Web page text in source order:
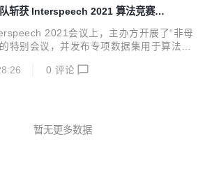
理则愈发重要。 在这样的背景下，网易有道
发了高性能端侧机器学习计算库——EMLL
，并已在近日开源。 EMLL 为加速端侧 AI
int8等数据类型，已在网易有道词典笔、翻
斩获 Interspeech 2021 算法竞赛两
2021会议上，主办方开展了“非母
特别会议，并发布专项数据集用于算法评
，网易有道ASR团队斩获其中2项冠军与1
会议都备受全球各地语音语言领域人
0 评论
暂无更多数据